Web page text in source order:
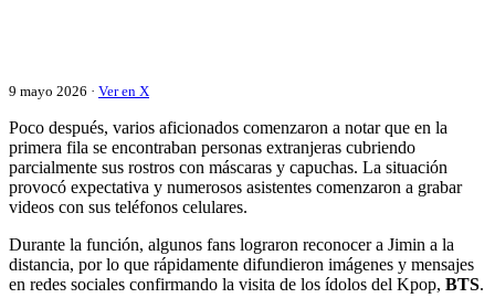
9 mayo 2026 · Ver en X
Poco después, varios aficionados comenzaron a notar que en la
primera fila se encontraban personas extranjeras cubriendo
parcialmente sus rostros con máscaras y capuchas. La situación
provocó expectativa y numerosos asistentes comenzaron a grabar
videos con sus teléfonos celulares.
Durante la función, algunos fans lograron reconocer a Jimin a la
distancia, por lo que rápidamente difundieron imágenes y mensajes
en redes sociales confirmando la visita de los ídolos del Kpop, BTS.